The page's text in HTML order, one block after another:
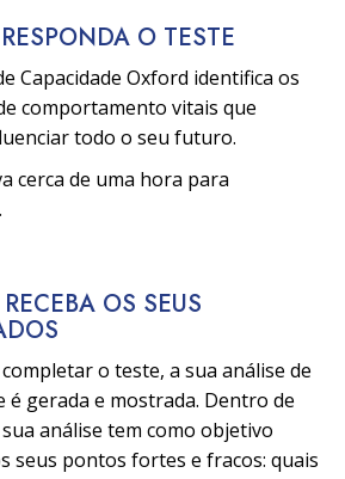
RESPONDA O TESTE
Capacidade Oxford identifica os
comportamento vitais que
todo o seu futuro.
cerca de uma hora para
RECEBA OS SEUS
o teste, a sua análise de
é gerada e mostrada. Dentro de
análise tem como objetivo
seus pontos fortes e fracos: quais